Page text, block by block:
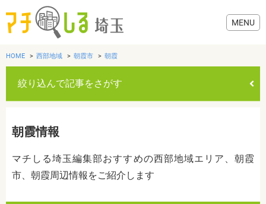
歯医者・病院
HOME 西部地域 朝霞市 朝霞
絞り込んで記事をさがす
朝霞情報
マチしる埼玉編集部おすすめの西部地域エリア、朝霞
市、朝霞周辺情報をご紹介します